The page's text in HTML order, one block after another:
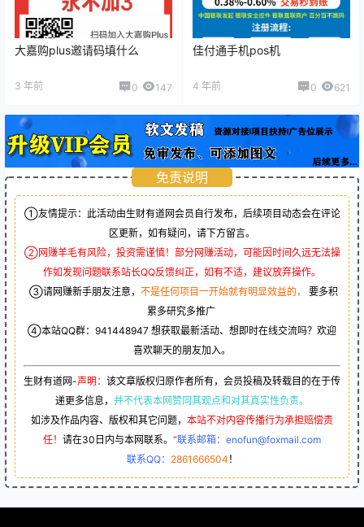
大嘉购plus邀请码填什么
3 年前 0 147
佳付通手机pos机
4 年前 0 621
免责说明
①友情提示：此活动由生财有道网会员自行发布，后续项目动态会在评论
区更新，如有疑问，请下方留言。
②网赚羊毛有风险，投资需谨慎！部分网赚活动，可能因时间久远无法操
作如发现问题联系站长QQ反馈纠正，如有不适，建议放弃操作。
③请网赚新手朋友注意， 不是任何项目一开始就有明显效益的，
要多积
累多研究多推广
④本站QQ群： 941448947 想获取最新活动、想即时在线交流吗？欢迎
喜欢聊天的朋友加入。
生财有道网-声明： 该文章版权归原作者所有，会员投稿及转载目的在于传
递更多信息， 并不代表本网赞同其观点和对其真实性负责。
如涉及作品内容、版权和其它问题， 本站不对内容传播行为承担赔偿责
任！ 请在30日内与本网联系。 “联系邮箱：enofun@foxmail.com
联系QQ： 2861666504 ！